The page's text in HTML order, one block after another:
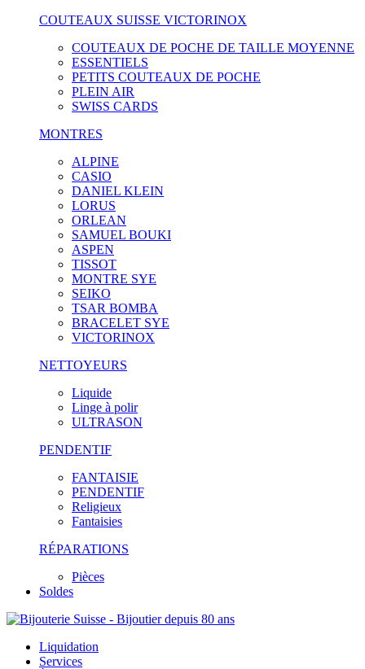
COUTEAUX SUISSE VICTORINOX
COUTEAUX DE POCHE DE TAILLE MOYENNE
ESSENTIELS
PETITS COUTEAUX DE POCHE
PLEIN AIR
SWISS CARDS
MONTRES
ALPINE
CASIO
DANIEL KLEIN
LORUS
ORLEAN
SAMUEL BOUKI
ASPEN
TISSOT
MONTRE SYE
SEIKO
TSAR BOMBA
BRACELET SYE
VICTORINOX
NETTOYEURS
Liquide
Linge à polir
ULTRASON
PENDENTIF
FANTAISIE
PENDENTIF
Religieux
Fantaisies
RÉPARATIONS
Pièces
Soldes
Liquidation
Services